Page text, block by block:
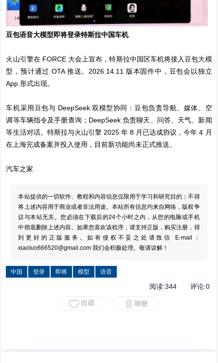
豆包语音大模型即将登录特斯拉中国车机
火山引擎在 FORCE 大会上宣布，特斯拉中国区车机将接入豆包大模
型，预计通过 OTA 推送。2026.14.11 版本固件中，豆包会以独立
App 形式出现。
车机采用豆包与 DeepSeek 双模型协同：豆包负责导航、媒体、空
调等车辆指令及手册查询；DeepSeek 负责聊天、问答、天气、新闻
等生活对话。特斯拉与火山引擎 2025 年 8 月已达成协议，今年 4 月
在上海完成备案并投入使用，目前新功能尚未正式推送。
汽车之家
本站提供的一切软件、教程和内容信息仅限用于学习和研究目的；不得
将上述内容用于商业或者非法用途。本站所有信息均来自网络，版权争
议与本站无关。您必须在下载后的24个小时之内，从您的电脑或手机
中彻底删除上述内容。如果您喜欢该程序，请支持正版，购买注册，得
到更好的正版服务。如有侵权不妥之处请致信 E-mail：
xiaoluo666520@gmail.com 我们会积极处理。敬请谅解！
中国 登录 即将 模型 语音
阅读:344评论:0